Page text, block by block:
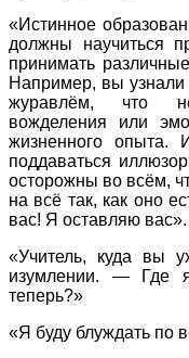
«Истинное
должны научиться
принимать
Например, вы узнали
журавлём, что
вожделения или
жизненного
поддаваться
осторожны во всём,
на всё так, как оно
вас! Я оставляю вас».
«Учитель, куда вы
изумлении. — Где
теперь?»
«Я буду блуждать по